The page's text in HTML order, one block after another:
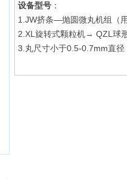
设备型号 ：
1.JW挤条—抛圆微丸机组（
2.XL旋转式颗粒机→ QZL球
3.丸尺寸小于0.5-0.7mm直